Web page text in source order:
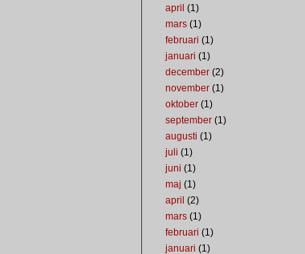
april (1)
mars (1)
februari (1)
januari (1)
december (2)
november (1)
oktober (1)
september (1)
augusti (1)
juli (1)
juni (1)
maj (1)
april (2)
mars (1)
februari (1)
januari (1)